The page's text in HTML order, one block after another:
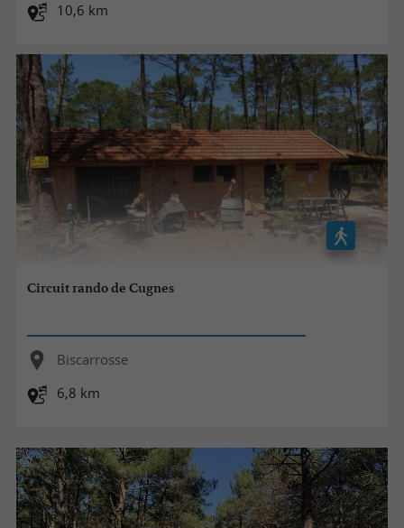
10,6 km
Circuit rando de Cugnes
Biscarrosse
6,8 km